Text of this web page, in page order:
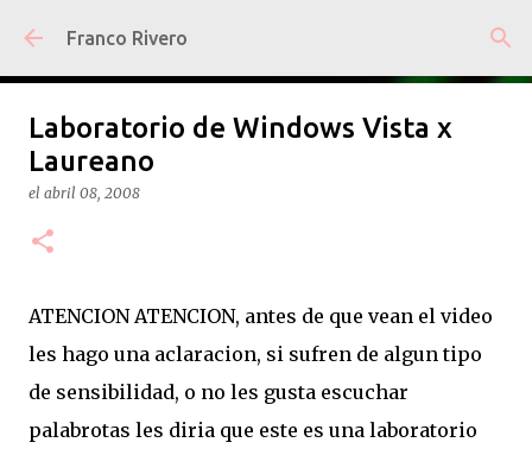
Ir al contenido principal
Franco Rivero
Laboratorio de Windows Vista x
Laureano
el abril 08, 2008
ATENCION ATENCION, antes de que vean el video
les hago una aclaracion, si sufren de algun tipo
de sensibilidad, o no les gusta escuchar
palabrotas les diria que este es una laboratorio